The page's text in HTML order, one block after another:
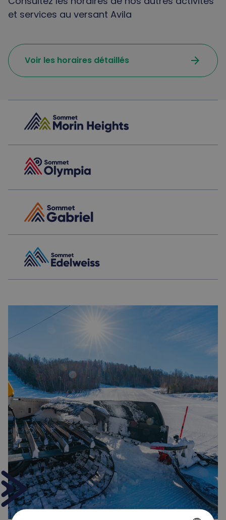
et services au versant Avila
Voir les horaires détaillés arrow_forward